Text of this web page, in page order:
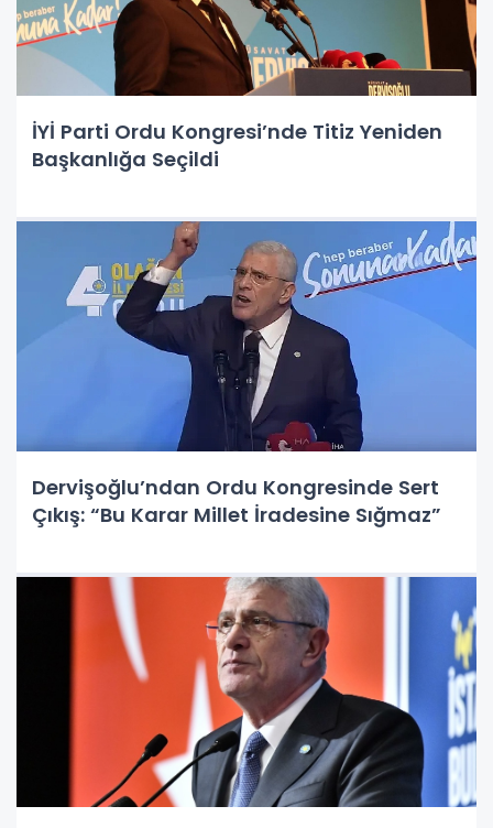
İYİ Parti Ordu Kongresi’nde Titiz Yeniden
Başkanlığa Seçildi
Dervişoğlu’ndan Ordu Kongresinde Sert
Çıkış: “Bu Karar Millet İradesine Sığmaz”